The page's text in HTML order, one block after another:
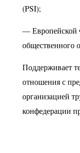
(PSI);
— Европейской
общественного
Поддерживает
отношения с
организацией
конфедерации